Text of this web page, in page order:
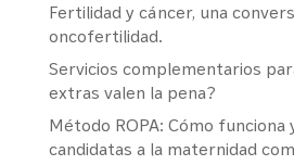
Fertilidad y cáncer, una
oncofertilidad.
Servicios complementarios
extras valen la pena?
Método ROPA: Cómo funciona
candidatas a la maternidad